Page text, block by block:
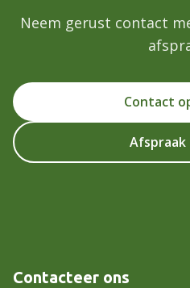
Neem gerust contact
Contact
Afspraak
Contacteer ons